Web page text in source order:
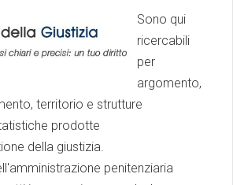
Sono qui
ricercabili
per
argomento,
territorio e strutture
prodotte
della giustizia.
penitenziaria